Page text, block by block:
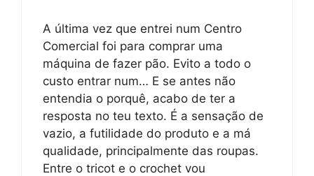
A última vez que entrei num Centro
Comercial foi para comprar uma
máquina de fazer pão. Evito a todo o
custo entrar num… E se antes não
entendia o porquê, acabo de ter a
resposta no teu texto. É a sensação de
vazio, a futilidade do produto e a má
qualidade, principalmente das roupas.
Entre o tricot e o crochet vou